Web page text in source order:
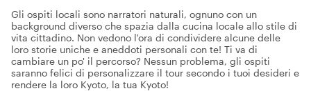
Gli ospiti locali sono narratori naturali, ognuno con un
background diverso che spazia dalla cucina locale allo stile di
vita cittadino. Non vedono l'ora di condividere alcune delle
loro storie uniche e aneddoti personali con te! Ti va di
cambiare un po' il percorso? Nessun problema, gli ospiti
saranno felici di personalizzare il tour secondo i tuoi desideri e
rendere la loro Kyoto, la tua Kyoto!